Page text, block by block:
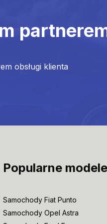
obsługi klienta
Popularne
Samochody Fiat Punto
Samochody Opel Astra